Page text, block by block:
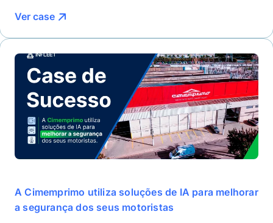
Ver case
A Cimemprimo utiliza soluções de IA para melhorar
a segurança dos seus motoristas